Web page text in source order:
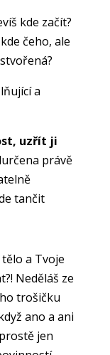
kde začít?
čeho, ale
a
uzřít ji
právě
tančit
a Tvoje
Neděláš ze
trošičku
ano a ani
jen